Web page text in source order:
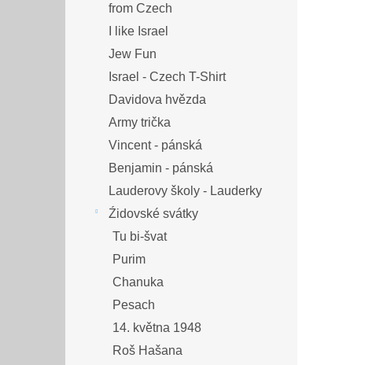
from Czech
I like Israel
Jew Fun
Israel - Czech T-Shirt
Davidova hvězda
Army trička
Vincent - pánská
Benjamin - pánská
Lauderovy školy - Lauderky
Źidovské svátky
Tu bi-švat
Purim
Chanuka
Pesach
14. května 1948
Roš Hašana